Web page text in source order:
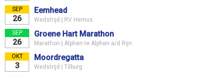
SEP
26
Eemhead
Wedstrijd | RV Hemus
SEP
26
Groene Hart Marathon
Marathon | Alphen te Alphen a/d Rijn
OKT
3
Moordregatta
Wedstrijd | Tilburg